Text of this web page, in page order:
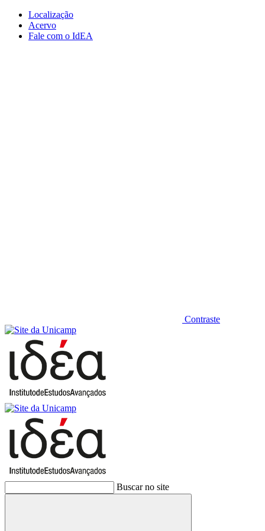
Conteúdo principal
Localização
Acervo
Fale com o IdEA
Contraste
Buscar no site